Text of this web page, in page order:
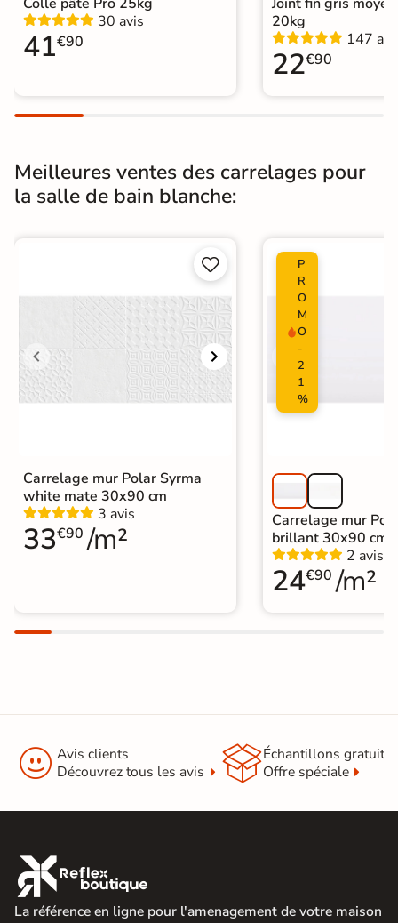
Catégories
Carrelage sol cuisine|
30 avis
41€90
20kg
147
22€90
Meilleures ventes des carrelages pour
la salle de bain blanche:


Carrelage mur Polar Syrma
white mate 30x90 cm
3 avis
33€90 /m²
P
R
O
M
O
-
2
1
%
Carrelage mur
brillant 30x90 cm
2 avis
24€90 /m²
 Avis clients
Découvrez tous les avis
Échantillons gratuit
Offre spéciale

La référence en ligne pour l'amenagement de votre maison